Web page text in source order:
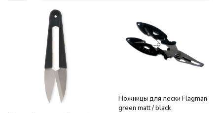
Ножницы для лески Flagman
green matt / black